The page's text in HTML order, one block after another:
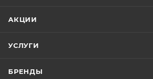
АКЦИИ
УСЛУГИ
БРЕНДЫ